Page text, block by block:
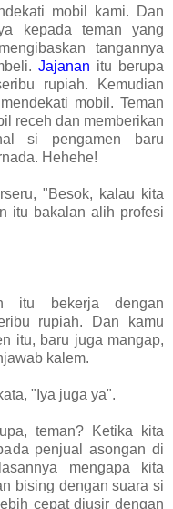
mobil kami. Dan
kepada teman yang
tangannya
Jajanan itu berupa
rupiah. Kemudian
mobil. Teman
receh dan memberikan
si pengamen baru
Hehehe!
"Besok, kalau kita
itu bakalan alih profesi
itu bekerja dengan
rupiah. Dan kamu
itu, baru juga mangap,
kalem.
"Iya juga ya".
teman? Ketika kita
penjual asongan di
mengapa kita
bising dengan suara si
cepat diusir dengan